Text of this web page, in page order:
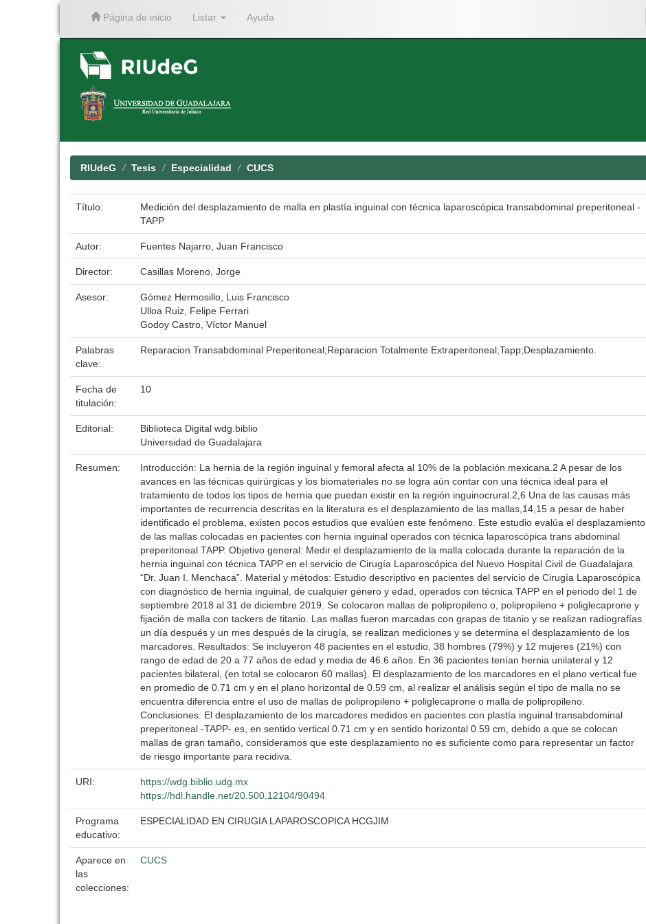
Página de inicio Listar Ayuda
RIUdeG Tesis Especialidad CUCS
Título:
Medición del desplazamiento de malla en plastía inguinal con técnica laparoscópica transabdominal preperitoneal -
TAPP
Autor: Fuentes Najarro, Juan Francisco
Director: Casillas Moreno, Jorge
Asesor:
Gómez Hermosillo, Luis Francisco
Ulloa Ruiz, Felipe Ferrari
Godoy Castro, Víctor Manuel
Palabras
clave:
Reparacion Transabdominal Preperitoneal;Reparacion Totalmente Extraperitoneal;Tapp;Desplazamiento.
Fecha de
titulación:
10
Editorial:
Biblioteca Digital wdg.biblio
Universidad de Guadalajara
Resumen:
Introducción: La hernia de la región inguinal y femoral afecta al 10% de la población mexicana.2 A pesar de los
avances en las técnicas quirúrgicas y los biomateriales no se logra aún contar con una técnica ideal para el
tratamiento de todos los tipos de hernia que puedan existir en la región inguinocrural.2,6 Una de las causas más
importantes de recurrencia descritas en la literatura es el desplazamiento de las mallas,14,15 a pesar de haber
identificado el problema, existen pocos estudios que evalúen este fenómeno. Este estudio evalúa el desplazamiento
de las mallas colocadas en pacientes con hernia inguinal operados con técnica laparoscópica trans abdominal
preperitoneal TAPP. Objetivo general: Medir el desplazamiento de la malla colocada durante la reparación de la
hernia inguinal con técnica TAPP en el servicio de Cirugía Laparoscópica del Nuevo Hospital Civil de Guadalajara
“Dr. Juan I. Menchaca”. Material y métodos: Estudio descriptivo en pacientes del servicio de Cirugía Laparoscópica
con diagnóstico de hernia inguinal, de cualquier género y edad, operados con técnica TAPP en el periodo del 1 de
septiembre 2018 al 31 de diciembre 2019. Se colocaron mallas de polipropileno o, polipropileno + poliglecaprone y
fijación de malla con tackers de titanio. Las mallas fueron marcadas con grapas de titanio y se realizan radiografías
un día después y un mes después de la cirugía, se realizan mediciones y se determina el desplazamiento de los
marcadores. Resultados: Se incluyeron 48 pacientes en el estudio, 38 hombres (79%) y 12 mujeres (21%) con
rango de edad de 20 a 77 años de edad y media de 46.6 años. En 36 pacientes tenían hernia unilateral y 12
pacientes bilateral, (en total se colocaron 60 mallas). El desplazamiento de los marcadores en el plano vertical fue
en promedio de 0.71 cm y en el plano horizontal de 0.59 cm, al realizar el análisis según el tipo de malla no se
encuentra diferencia entre el uso de mallas de polipropileno + poliglecaprone o malla de polipropileno.
Conclusiones: El desplazamiento de los marcadores medidos en pacientes con plastía inguinal transabdominal
preperitoneal -TAPP- es, en sentido vertical 0.71 cm y en sentido horizontal 0.59 cm, debido a que se colocan
mallas de gran tamaño, consideramos que este desplazamiento no es suficiente como para representar un factor
de riesgo importante para recidiva.
URI:
https://wdg.biblio.udg.mx
https://hdl.handle.net/20.500.12104/90494
Programa
educativo:
ESPECIALIDAD EN CIRUGIA LAPAROSCOPICA HCGJIM
Aparece en
las
colecciones:
CUCS